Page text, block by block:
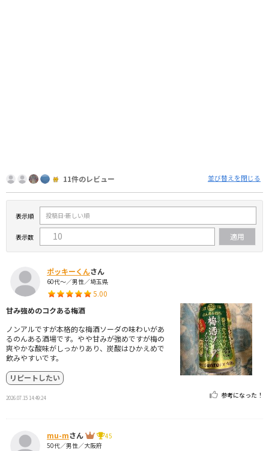
11件のレビュー 並び替えを閉じる
表示順
表示数
ポッキーくんさん
60代～／男性／埼玉県
5.00
甘み強めのコクある梅酒
ノンアルですが本格的な梅酒ソーダの味わいがあ
るのんある酒場です。やや甘みが強めですが梅の
爽やかな酸味がしっかりあり、炭酸はひかえめで
飲みやすいです。
リピートしたい
2026.07.15 14:49:24 参考になった！
mu-mさん
45
50代／男性／大阪府